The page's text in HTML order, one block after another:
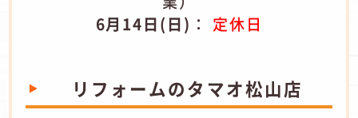
6月14日(日) ： 定休日
リフォームのタマオ​松山店